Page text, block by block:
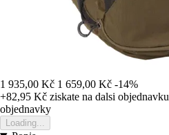
1 935,00 Kč 1 659,00 Kč -14%
+82,95 Kč ziskate na dalsi objednavku
objednavky
Loading...